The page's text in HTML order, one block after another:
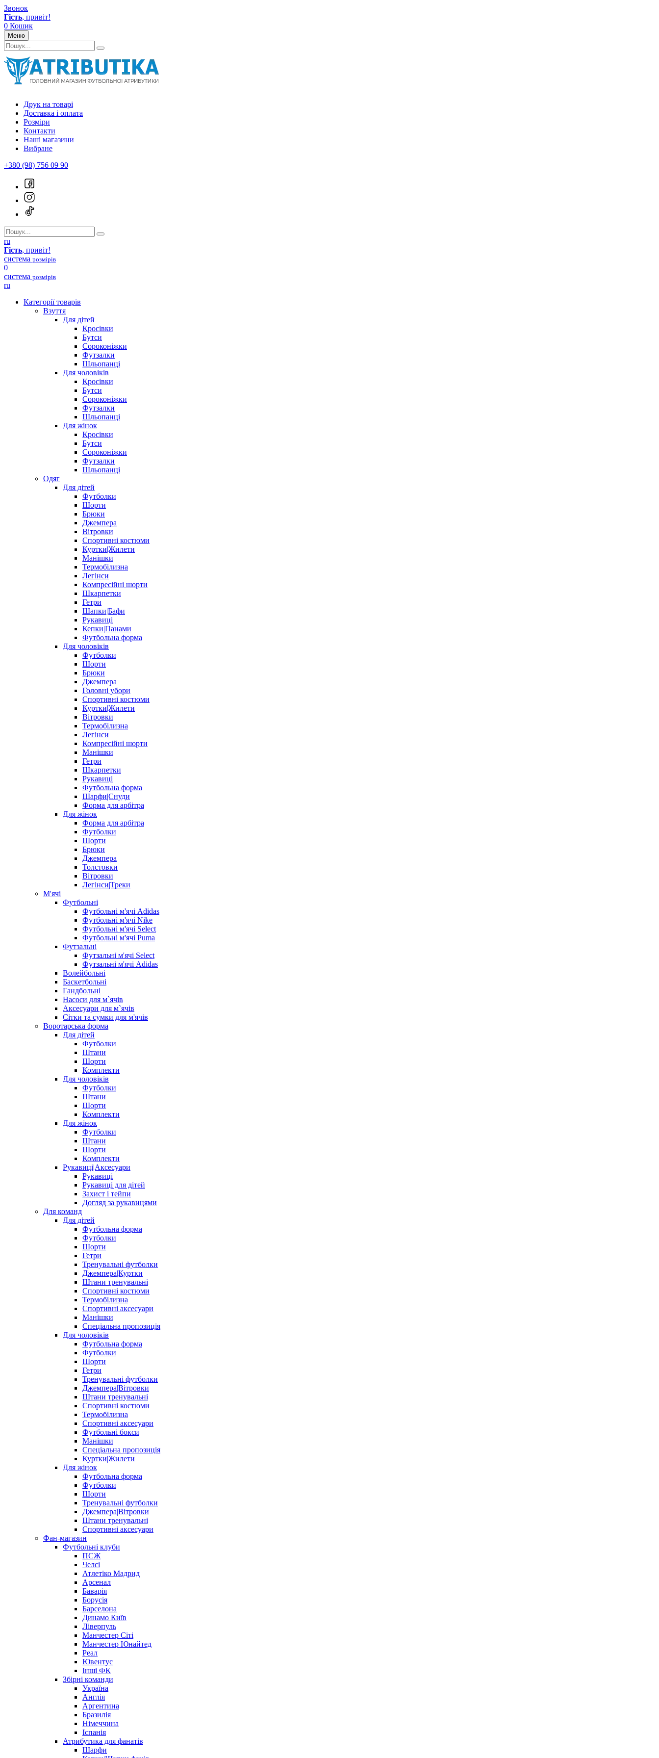
Звонок
Гість, привіт!
0 Кошик
Меню
Друк на товарі
Доставка і оплата
Розміри
Контакти
Наші магазини
Вибране
+380 (98) 756 09 90
ru
Гість, привіт!
система розмірів
0
система розмірів
ru
Категорії товарів
Взуття
Для дітей
Кросівки
Бутси
Сороконіжки
Футзалки
Шльопанці
Для чоловіків
Кросівки
Бутси
Сороконіжки
Футзалки
Шльопанці
Для жінок
Кросівки
Бутси
Сороконіжки
Футзалки
Шльопанці
Одяг
Для дітей
Футболки
Шорти
Брюки
Джемпера
Вітровки
Спортивні костюми
Куртки|Жилети
Манішки
Термобілизна
Легінси
Компресійні шорти
Шкарпетки
Гетри
Шапки|Бафи
Рукавиці
Кепки|Панами
Футбольна форма
Для чоловіків
Футболки
Шорти
Брюки
Джемпера
Головні убори
Спортивні костюми
Куртки|Жилети
Вітровки
Термобілизна
Легінси
Компресійні шорти
Манішки
Гетри
Шкарпетки
Рукавиці
Футбольна форма
Шарфи|Снуди
Форма для арбітра
Для жінок
Форма для арбітра
Футболки
Шорти
Брюки
Джемпера
Толстовки
Вітровки
Легінси|Треки
М'ячі
Футбольні
Футбольні м'ячі Adidas
Футбольні м'ячі Nike
Футбольні м'ячі Select
Футбольні м'ячі Puma
Футзальні
Футзальні м'ячі Select
Футзальні м'ячі Adidas
Волейбольні
Баскетбольні
Гандбольні
Насоси для м`ячів
Аксесуари для м`ячів
Сітки та сумки для м'ячів
Воротарська форма
Для дітей
Футболки
Штани
Шорти
Комплекти
Для чоловіків
Футболки
Штани
Шорти
Комплекти
Для жінок
Футболки
Штани
Шорти
Комплекти
Рукавиці|Аксесуари
Рукавиці
Рукавиці для дітей
Захист і тейпи
Догляд за рукавицями
Для команд
Для дітей
Футбольна форма
Футболки
Шорти
Гетри
Тренувальні футболки
Джемпера|Куртки
Штани тренувальні
Спортивні костюми
Термобілизна
Спортивні аксесуари
Манішки
Спеціальна пропозиція
Для чоловіків
Футбольна форма
Футболки
Шорти
Гетри
Тренувальні футболки
Джемпера|Вітровки
Штани тренувальні
Спортивні костюми
Термобілизна
Спортивні аксесуари
Футбольні бокси
Манішки
Спеціальна пропозиція
Куртки|Жилети
Для жінок
Футбольна форма
Футболки
Шорти
Тренувальні футболки
Джемпера|Вітровки
Штани тренувальні
Спортивні аксесуари
Фан-магазин
Футбольні клуби
ПСЖ
Челсі
Атлетіко Мадрид
Арсенал
Баварія
Борусія
Барселона
Динамо Київ
Ліверпуль
Манчестер Сіті
Манчестер Юнайтед
Реал
Ювентус
Інші ФК
Збірні команди
Україна
Англія
Аргентина
Бразилія
Німеччина
Іспанія
Атрибутика для фанатів
Шарфи